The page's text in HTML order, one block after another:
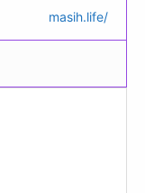
masih.life/